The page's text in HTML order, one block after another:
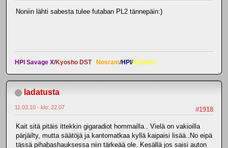
Noniin lähti sabesta tulee futaban PL2 tännepäin:)
HPI Savage X/Kyosho DST Nosram/HPI/Kyosho
ladatusta
#1918
11.03.10 - klo: 22.07
Kait sitä pitäis ittekkin gigaradiot hommailla.. Vielä on vakioilla
pärjäilty, mutta säätöjä ja kantomatkaa kyllä kaipaisi lisää..No eipä
tässä pihabashauksessa niin tärkeää ole. Kesällä jos saisi auton